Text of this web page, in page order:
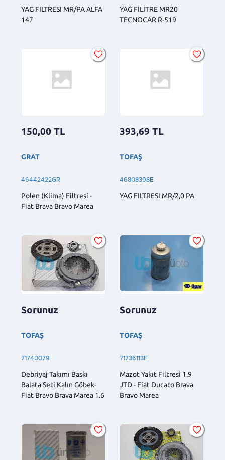
YAG FILTRESI MR/PA ALFA
147
YAĞ FİLİTRE MR20
TECNOCAR R-519
150,00 TL
GRAT
46442422GR
Polen (Klima) Filtresi -
Fiat Brava Bravo Marea
393,69 TL
TOFAŞ
46808398E
YAG FILTRESI MR/2,0 PA
Sorunuz
TOFAŞ
71740079
Debriyaj Takımı Baskı
Balata Seti Kalın Göbek-
Fiat Bravo Brava Marea 1.6
Sorunuz
TOFAŞ
71736113F
Mazot Yakıt Filtresi 1.9
JTD - Fiat Ducato Brava
Bravo Marea